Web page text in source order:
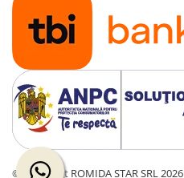
©Copyright ROMIDA STAR SRL 2026